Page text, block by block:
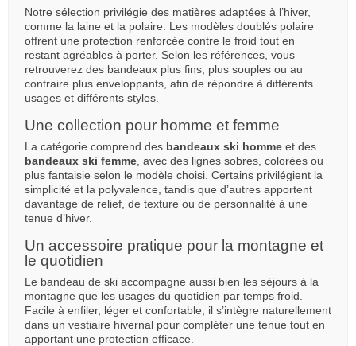
Notre sélection privilégie des matières adaptées à l’hiver,
comme la laine et la polaire. Les modèles doublés polaire
offrent une protection renforcée contre le froid tout en
restant agréables à porter. Selon les références, vous
retrouverez des bandeaux plus fins, plus souples ou au
contraire plus enveloppants, afin de répondre à différents
usages et différents styles.
Une collection pour homme et femme
La catégorie comprend des bandeaux ski homme et des
bandeaux ski femme , avec des lignes sobres, colorées ou
plus fantaisie selon le modèle choisi. Certains privilégient la
simplicité et la polyvalence, tandis que d’autres apportent
davantage de relief, de texture ou de personnalité à une
tenue d’hiver.
Un accessoire pratique pour la montagne et
le quotidien
Le bandeau de ski accompagne aussi bien les séjours à la
montagne que les usages du quotidien par temps froid.
Facile à enfiler, léger et confortable, il s’intègre naturellement
dans un vestiaire hivernal pour compléter une tenue tout en
apportant une protection efficace.